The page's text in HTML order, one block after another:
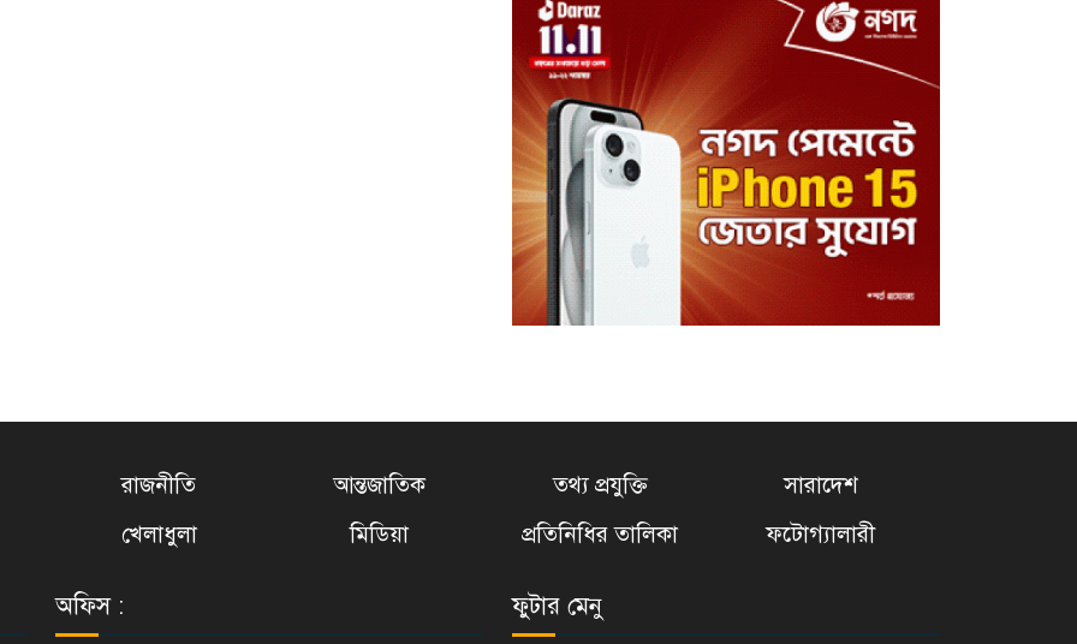
চাঁপাইনবাবগঞ্জের সীমান্তে
আবার উত্তেজনা, হামলায় ৩
বাংলাদেশি
রাজনীতি আন্তজাতিক তথ্য প্রযুক্তি
সারাদেশ
খেলাধুলা মিডিয়া প্রতিনিধির তালিকা ফটোগ্যালারী
অফিস : ফুটার মেনু